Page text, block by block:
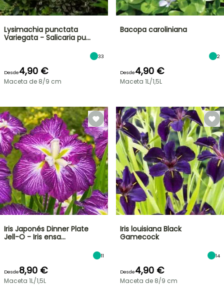
Lysimachia punctata
Variegata - Salicaria pu…
33
Desde4,90 €
Maceta de 8/9 cm
Bacopa caroliniana
2
Desde4,90 €
Maceta 1L/1,5L
Iris Japonés Dinner Plate
Jell-O - Iris ensa…
11
Desde8,90 €
Maceta 1L/1,5L
Iris louisiana Black
Gamecock
14
Desde4,90 €
Maceta de 8/9 cm